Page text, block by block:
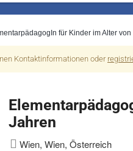
für Kinder im Alter
Kontaktinformationen oder
Jahren
Wien, Wien, Österreich